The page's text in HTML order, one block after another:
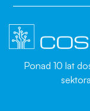
Ponad 10 lat